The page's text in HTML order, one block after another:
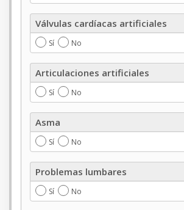
Válvulas
cardíacas
artificiales
Válvulas cardíacas artificiales
Sí No
Articulaciones
artificiales
Articulaciones artificiales
Sí No
Asma
Asma
Sí No
Problemas
lumbares
Problemas lumbares
Sí No